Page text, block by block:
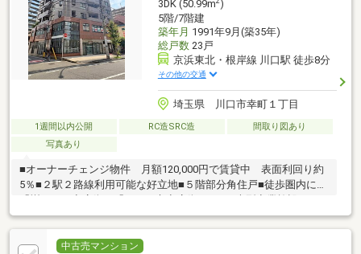
3DK (50.99m )
5階/7階建
築年月 1991年9月(築35年)
総戸数23戸
京浜東北・根岸線 川口駅 徒歩8分
その他の交通
埼玉県 川口市幸町１丁目
1週間以内公開 RC造SRC造
間取り図あり
写真あり
■オーナーチェンジ物件 月額120,000円で賃貸中 表面利回り約
5％■２駅２路線利用可能な好立地■５階部分角住戸■徒歩圏内に
「樹モール商店街」「ふじの市商店街」あり■大型商業施設（三
井ショッピングパークららテラス川口）徒歩園内■来訪者の顔を
確認できるＴＶモニター付きインターホン
中古売マンション